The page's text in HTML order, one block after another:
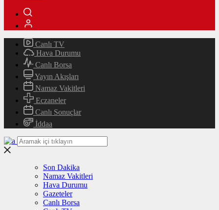
Canlı TV
Hava Durumu
Canlı Borsa
Yayın Akışları
Namaz Vakitleri
Eczaneler
Canlı Sonuçlar
İddaa
Son Dakika
Namaz Vakitleri
Hava Durumu
Gazeteler
Canlı Borsa